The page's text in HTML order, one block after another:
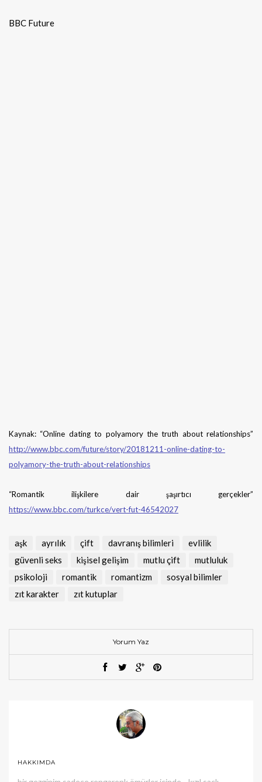
BBC Future
Kaynak: “Online dating to polyamory the truth about relationships”
http://www.bbc.com/future/story/20181211-online-dating-to-
polyamory-the-truth-about-relationships
“Romantik ilişkilere dair şaşırtıcı gerçekler”
https://www.bbc.com/turkce/vert-fut-46542027
aşk ayrılık çift davranış bilimleri
evlilik
güvenli seks
kişisel gelişim mutlu çift
mutluluk
psikoloji
romantik romantizm
sosyal bilimler
zıt karakter
zıt kutuplar
Yorum Yaz
HAKKIMDA